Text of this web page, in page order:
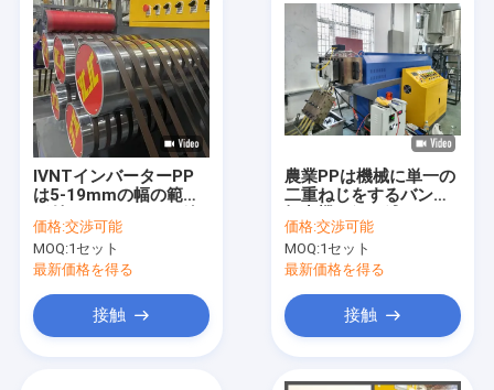
IVNTインバーターPP
は5-19mmの幅の範囲
出ラインを紐で縛る
価格:交渉可能
MOQ:1セット
最新価格を得る
接触
農業PPは機械に単一の
二重ねじをするバンド
価格:交渉可能
MOQ:1セット
最新価格を得る
接触